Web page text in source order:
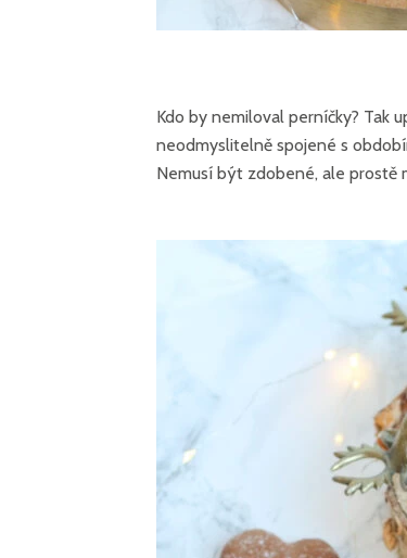
Kdo by nemiloval perníčky? Tak
neodmyslitelně spojené s
Nemusí být zdobené, ale prostě